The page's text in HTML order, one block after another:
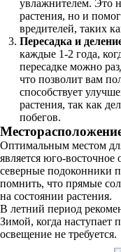
увлажнителем. Это
растения, но и
вредителей, таких
Пересадка и
каждые 1-2 года,
пересадке можно
что позволит вам
способствует
растения, так как
побегов.
Оптимальным местом
является юго-
северные подоконники
помнить, что прямые
на состоянии растения.
В летний период
Зимой, когда наступает
освещение не требуется.